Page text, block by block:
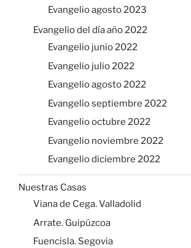
Evangelio agosto 2023
Evangelio del día año 2022
Evangelio junio 2022
Evangelio julio 2022
Evangelio agosto 2022
Evangelio septiembre 2022
Evangelio octubre 2022
Evangelio noviembre 2022
Evangelio diciembre 2022
Nuestras Casas
Viana de Cega. Valladolid
Arrate. Guipúzcoa
Fuencisla. Segovia